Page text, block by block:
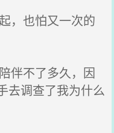
，也怕又一次的
伴不了多久，因
去调查了我为什么